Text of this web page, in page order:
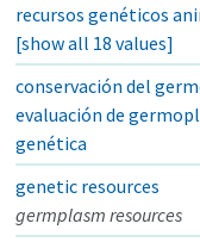
recursos genéticos
[show all 18 values]
conservación del
evaluación de
genética
genetic resources
germplasm resources